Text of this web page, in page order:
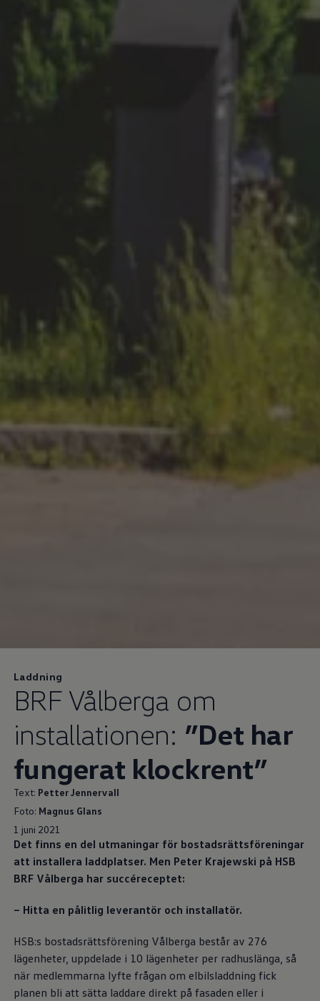
Laddning
BRF Vålberga om
installationen: ”Det har
fungerat klockrent”
Text: Petter Jennervall
Foto: Magnus Glans
1 juni 2021
Det finns en del utmaningar för bostadsrättsföreningar
att installera laddplatser. Men Peter Krajewski på HSB
BRF Vålberga har succéreceptet:
– Hitta en pålitlig leverantör och installatör.
HSB:s bostadsrättsförening Vålberga består av 276
lägenheter, uppdelade i 10 lägenheter per radhuslänga, så
när medlemmarna lyfte frågan om elbilsladdning fick
planen bli att sätta laddare direkt på fasaden eller i